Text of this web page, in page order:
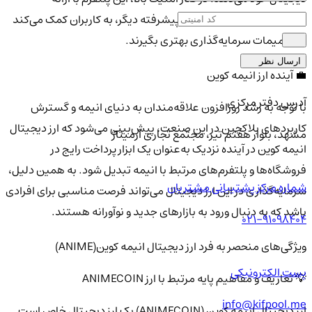
نمودارهای تحلیلی و امکانات پیشرفته دیگر، به کاربران کمک می‌کند
تا تصمیمات سرمایه‌گذاری بهتری بگیرند.
💼 آینده ارز انیمه کوین
با توجه به رشد روزافزون علاقه‌مندان به دنیای انیمه و گسترش
کاربردهای بلاکچین در این صنعت، پیش‌بینی می‌شود که ارز دیجیتال
انیمه کوین در آینده نزدیک به‌عنوان یک ابزار پرداخت رایج در
فروشگاه‌ها و پلتفرم‌های مرتبط با انیمه تبدیل شود. به همین دلیل،
سرمایه‌گذاری در این ارز دیجیتال می‌تواند فرصت مناسبی برای افرادی
باشد که به دنبال ورود به بازارهای جدید و نوآورانه هستند.
ویژگی‌های منحصر به فرد ارز دیجیتال انیمه کوین(ANIME)
💡 تعاریف و مفاهیم پایه مرتبط با ارز ANIMECOIN
ارسال نظر
آدرس دفتر مرکزی
مشهد، بلوار هفتم تیر، مجتمع تجاری آرمیتاژ
شماره مرکز پشتیبانی مشتریان
021-91098404
پست الکترونیکی
info@kifpool.me